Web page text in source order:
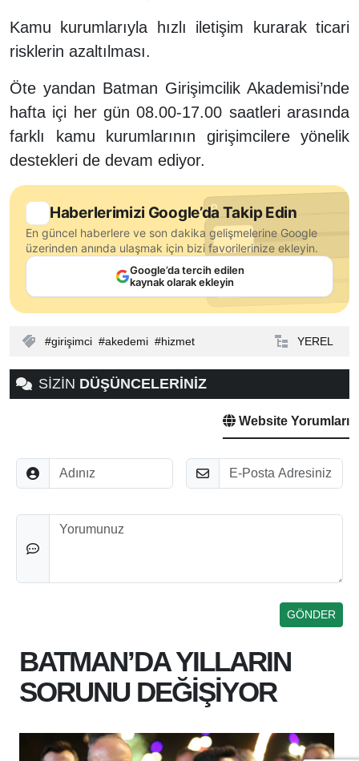
Kamu kurumlarıyla hızlı iletişim kurarak ticari
risklerin azaltılması.
Öte yandan Batman Girişimcilik Akademisi’nde
hafta içi her gün 08.00-17.00 saatleri arasında
farklı kamu kurumlarının girişimcilere yönelik
destekleri de devam ediyor.
Haberlerimizi Google’da Takip Edin
En güncel haberlere ve son dakika gelişmelerine Google
üzerinden anında ulaşmak için bizi favorilerinize ekleyin.
Google’da tercih edilen
kaynak olarak ekleyin
girişimci akedemi hizmet YEREL
SİZİN DÜŞÜNCELERİNİZ
Website Yorumları
Adınız E-Posta
Düşünceleriniz
BATMAN’DA YILLARIN
SORUNU DEĞİŞİYOR